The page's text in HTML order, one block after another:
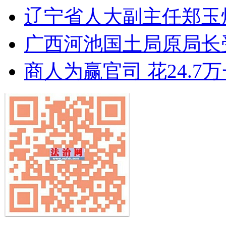
辽宁省人大副主任郑
广西河池国土局原局
商人为赢官司 花24.7